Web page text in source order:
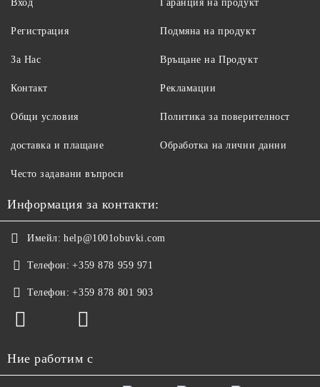
Вход
Регистрация
За Нас
Контакт
Общи условия
доставка и плащане
Гаранция на продукт
Подмяна на продукт
Връщане на Продукт
Рекламации
Политика за поверителност
Обработка на лични данни
Често задавани въпроси
Информация за контакти:
Имейл: help@1001obuvki.com
Телефон: +359 878 959 971
Телефон: +359 878 801 903
Ние работим с